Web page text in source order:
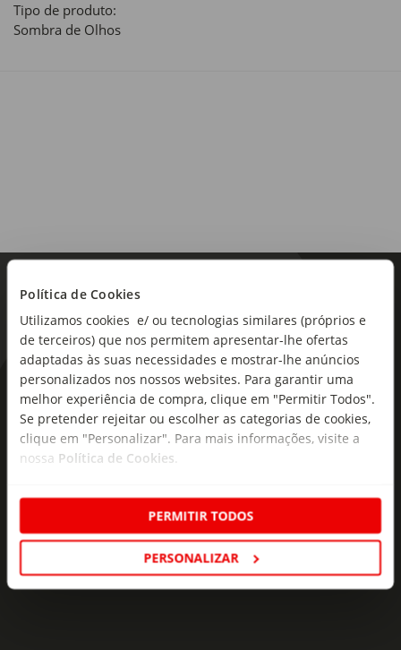
Política de Cookies
Utilizamos cookies e/ ou tecnologias similares (próprios e
de terceiros) que nos permitem apresentar-lhe ofertas
adaptadas às suas necessidades e mostrar-lhe anúncios
personalizados nos nossos websites. Para garantir uma
melhor experiência de compra, clique em "Permitir Todos".
Se pretender rejeitar ou escolher as categorias de cookies,
clique em "Personalizar". Para mais informações, visite a
nossa Política de Cookies.
PERMITIR TODOS
PERSONALIZAR
Tipo de produto:
Sombra de Olhos
As novidades mais frescas no
seu e-mail!
Subscreva e descubra campanhas exclusivas,
Subscrever